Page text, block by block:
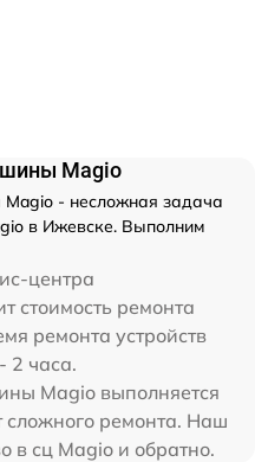
Magio
- несложная задача
в Ижевске. Выполним
центра
стоимость ремонта
ремонта устройств
2 часа.
Magio выполняется
сложного ремонта. Наш
в сц Magio и обратно.